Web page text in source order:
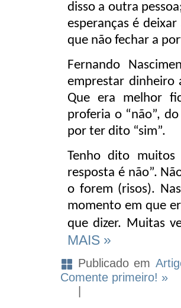
disso a outra
esperanças é
que não fechar a
Fernando
emprestar dinheiro
Que era melhor
proferia o “não”,
por ter dito “sim”.
Tenho dito muitos
resposta é não”.
o forem (risos).
momento em que
que dizer. Muitas
MAIS »
Publicado em
Comente primeiro! »